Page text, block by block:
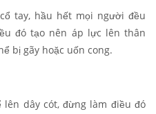
tay, hầu hết mọi người đều
đó tạo nên áp lực lên thân
bị gãy hoặc uốn cong.
dây cót, đừng làm điều đó